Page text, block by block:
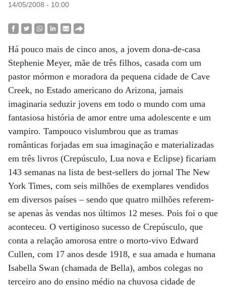
14/05/2008 - 10:00
Há pouco mais de cinco anos, a jovem dona-de-casa
Stephenie Meyer, mãe de três filhos, casada com um
pastor mórmon e moradora da pequena cidade de Cave
Creek, no Estado americano do Arizona, jamais
imaginaria seduzir jovens em todo o mundo com uma
fantasiosa história de amor entre uma adolescente e um
vampiro. Tampouco vislumbrou que as tramas
românticas forjadas em sua imaginação e materializadas
em três livros (Crepúsculo, Lua nova e Eclipse) ficariam
143 semanas na lista de best-sellers do jornal The New
York Times, com seis milhões de exemplares vendidos
em diversos países – sendo que quatro milhões referem-
se apenas às vendas nos últimos 12 meses. Pois foi o que
aconteceu. O vertiginoso sucesso de Crepúsculo, que
conta a relação amorosa entre o morto-vivo Edward
Cullen, com 17 anos desde 1918, e sua amada e humana
Isabella Swan (chamada de Bella), ambos colegas no
terceiro ano do ensino médio na chuvosa cidade de